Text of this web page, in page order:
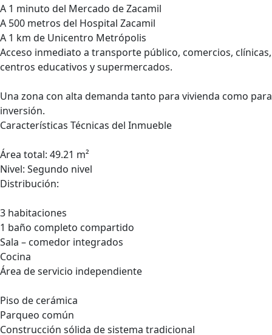
A 1 minuto del Mercado de Zacamil
A 500 metros del Hospital Zacamil
A 1 km de Unicentro Metrópolis
Acceso inmediato a transporte público, comercios, clínicas,
centros educativos y supermercados.
Una zona con alta demanda tanto para vivienda como para
inversión.
Características Técnicas del Inmueble
Área total: 49.21 m²
Nivel: Segundo nivel
Distribución:
3 habitaciones
1 baño completo compartido
Sala – comedor integrados
Cocina
Área de servicio independiente
Piso de cerámica
Parqueo común
Construcción sólida de sistema tradicional